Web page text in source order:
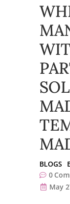
BLOGS
0
May